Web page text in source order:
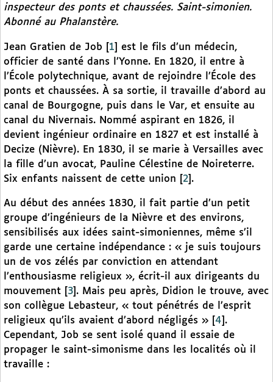
inspecteur des ponts et chaussées. Saint-simonien.
Abonné au Phalanstère.
Jean Gratien de Job 1
est le fils d’un médecin,
officier de santé dans l’Yonne. En 1820, il entre à
l’École polytechnique, avant de rejoindre l’École des
ponts et chaussées. À sa sortie, il travaille d’abord au
canal de Bourgogne, puis dans le Var, et ensuite au
canal du Nivernais. Nommé aspirant en 1826, il
devient ingénieur ordinaire en 1827 et est installé à
Decize (Nièvre). En 1830, il se marie à Versailles avec
la fille d’un avocat, Pauline Célestine de Noireterre.
Six enfants naissent de cette union
2 .
Au début des années 1830, il fait partie d’un petit
groupe d’ingénieurs de la Nièvre et des environs,
sensibilisés aux idées saint-simoniennes, même s’il
garde une certaine indépendance : « je suis toujours
un de vos zélés par conviction en attendant
l’enthousiasme religieux », écrit-il aux dirigeants du
mouvement
3 . Mais peu après, Didion le trouve, avec
son collègue Lebasteur, « tout pénétrés de l’esprit
religieux qu’ils avaient d’abord négligés »
4 .
Cependant, Job se sent isolé quand il essaie de
propager le saint-simonisme dans les localités où il
travaille :